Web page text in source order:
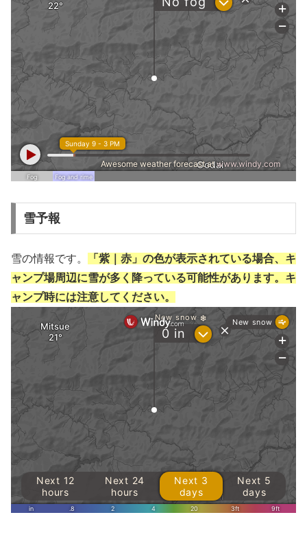
雪予報
雪の情報です。
「紫｜赤」の色が表示されている場合、キ
ャンプ場周辺に雪が多く降っている可能性があります。キ
ャンプ時には注意してください。